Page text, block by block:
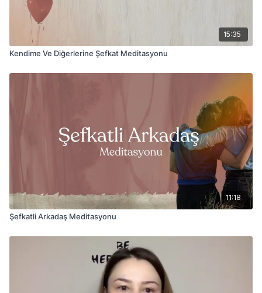
15:35
Kendime Ve Diğerlerine Şefkat Meditasyonu
11:18
Şefkatli Arkadaş Meditasyonu